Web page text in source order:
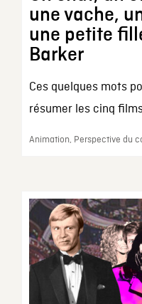
une vache,
une petite
Barker
Ces quelques mots
résumer les cinq
Animation, Perspective du